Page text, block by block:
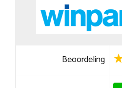
Beoordeling